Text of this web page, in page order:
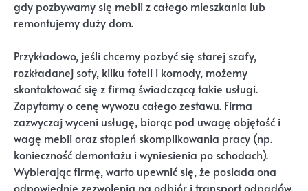
gdy pozbywamy się mebli z całego mieszkania lub
remontujemy duży dom.
Przykładowo, jeśli chcemy pozbyć się starej szafy,
rozkładanej sofy, kilku foteli i komody, możemy
skontaktować się z firmą świadczącą takie usługi.
Zapytamy o cenę wywozu całego zestawu. Firma
zazwyczaj wyceni usługę, biorąc pod uwagę objętość i
wagę mebli oraz stopień skomplikowania pracy (np.
konieczność demontażu i wyniesienia po schodach).
Wybierając firmę, warto upewnić się, że posiada ona